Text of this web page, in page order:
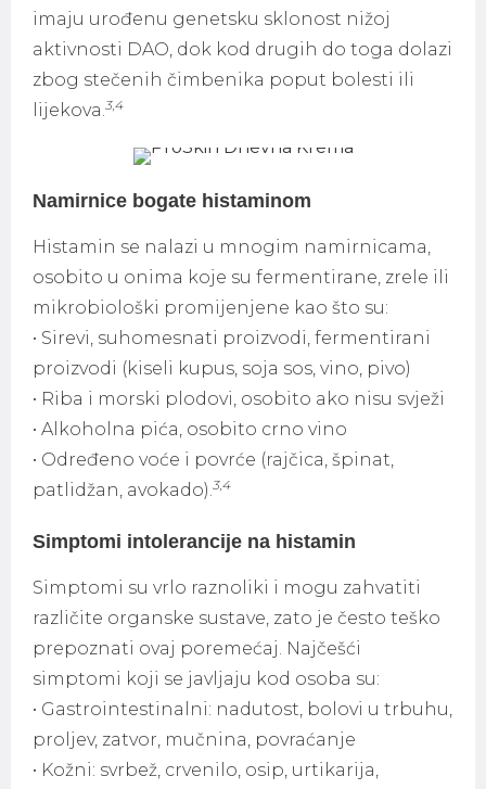
imaju urođenu genetsku sklonost nižoj
aktivnosti DAO, dok kod drugih do toga dolazi
zbog stečenih čimbenika poput bolesti ili
lijekova.3,4
Namirnice bogate histaminom
Histamin se nalazi u mnogim namirnicama,
osobito u onima koje su fermentirane, zrele ili
mikrobiološki promijenjene kao što su:
• Sirevi, suhomesnati proizvodi, fermentirani
proizvodi (kiseli kupus, soja sos, vino, pivo)
• Riba i morski plodovi, osobito ako nisu svježi
• Alkoholna pića, osobito crno vino
• Određeno voće i povrće (rajčica, špinat,
patlidžan, avokado).3,4
Simptomi intolerancije na histamin
Simptomi su vrlo raznoliki i mogu zahvatiti
različite organske sustave, zato je često teško
prepoznati ovaj poremećaj. Najčešći
simptomi koji se javljaju kod osoba su:
• Gastrointestinalni: nadutost, bolovi u trbuhu,
proljev, zatvor, mučnina, povraćanje
• Kožni: svrbež, crvenilo, osip, urtikarija,